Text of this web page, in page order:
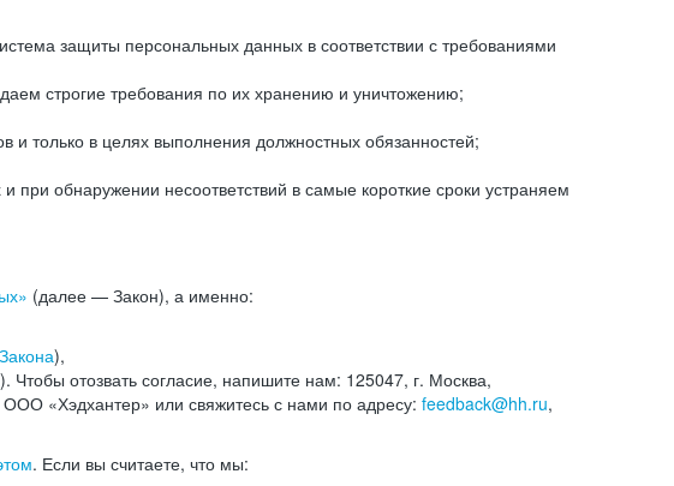
защиты персональных данных в соответствии с требованиями
строгие требования по их хранению и уничтожению;
и только в целях выполнения должностных обязанностей;
обнаружении несоответствий в самые короткие сроки устраняем
(далее — Закон), а именно:
),
). Чтобы отозвать согласие, напишите нам: 125047, г. Москва,
«Хэдхантер» или свяжитесь с нами по адресу: feedback@hh.ru,
. Если вы считаете, что мы: